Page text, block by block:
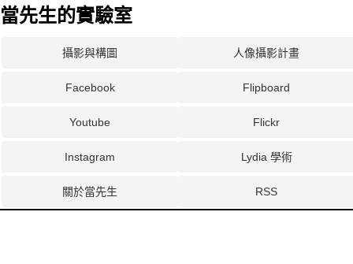
當先生的實驗室
攝影與構圖 人像攝影計畫
Facebook Flipboard
Youtube Flickr
Instagram Lydia 學術
關於當先生 RSS